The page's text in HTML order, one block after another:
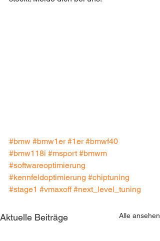
#bmw #bmw1er #1er #bmwf40
#bmw118i #msport #bmwm
#softwareoptimierung
#kennfeldoptimierung #chiptuning
#stage1 #vmaxoff #next_level_tuning
Aktuelle Beiträge Alle ansehen